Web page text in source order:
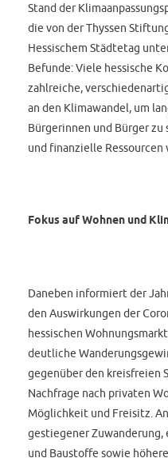
Stand der
die von der Thyssen
Hessischem Städtetag
Befunde: Viele hessische
zahlreiche,
an den Klimawandel, um
Bürgerinnen und Bürger
und finanzielle Ressourcen
Fokus auf Wohnen und
Daneben informiert der
den Auswirkungen der
hessischen
deutliche
gegenüber den kreisfreien
Nachfrage nach privaten
Möglichkeit und Freisitz.
gestiegener
und Baustoffe sowie